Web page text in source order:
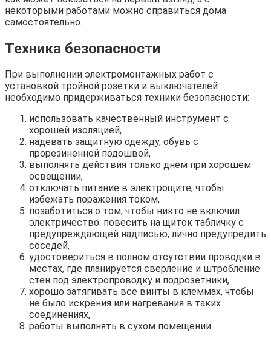
некоторыми работами можно справиться дома
самостоятельно.
Техника безопасности
При выполнении электромонтажных работ с
установкой тройной розетки и выключателей
необходимо придерживаться техники безопасности:
использовать качественный инструмент с
хорошей изоляцией,
надевать защитную одежду, обувь с
прорезиненной подошвой,
выполнять действия только днём при хорошем
освещении,
отключать питание в электрощите, чтобы
избежать поражения током,
позаботиться о том, чтобы никто не включил
электричество: повесить на щиток табличку с
предупреждающей надписью, лично предупредить
соседей,
удостовериться в полном отсутствии проводки в
местах, где планируется сверление и штробление
стен под электропроводку и подрозетники,
хорошо затягивать все винты в клеммах, чтобы
не было искрения или нагревания в таких
соединениях,
работы выполнять в сухом помещении.